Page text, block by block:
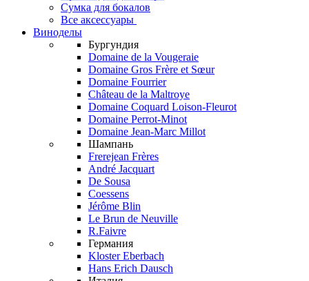
Сумка для бокалов
Все аксессуары
Виноделы
Бургундия
Domaine de la Vougeraie
Domaine Gros Frère et Sœur
Domaine Fourrier
Château de la Maltroye
Domaine Coquard Loison-Fleurot
Domaine Perrot-Minot
Domaine Jean-Marc Millot
Шампань
Frerejean Frères
André Jacquart
De Sousa
Coessens
Jérôme Blin
Le Brun de Neuville
R.Faivre
Германия
Kloster Eberbach
Hans Erich Dausch